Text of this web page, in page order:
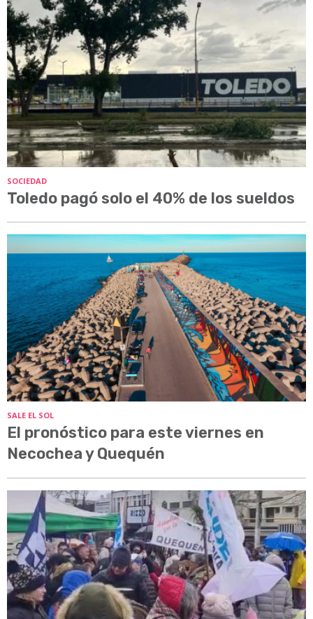
SOCIEDAD
Toledo pagó solo el 40% de los sueldos
SALE EL SOL
El pronóstico para este viernes en
Necochea y Quequén